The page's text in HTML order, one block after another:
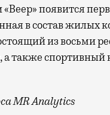
«Веер»появится
в состав жилых
из восьми
а также спортивный
MR Analytics